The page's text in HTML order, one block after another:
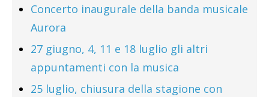
Concerto inaugurale della banda musicale
Aurora
27 giugno, 4, 11 e 18 luglio gli altri
appuntamenti con la musica
25 luglio, chiusura della stagione con